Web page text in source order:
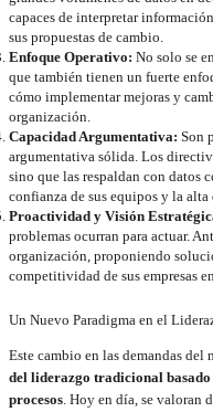
capaces de interpretar
sus propuestas de cambio.
Enfoque Operativo: No solo se
que también tienen un fuerte
cómo implementar mejoras y
organización.
Capacidad Argumentativa: Son
argumentativa sólida. Los
sino que las respaldan con datos
confianza de sus equipos y la
Proactividad y Visión
problemas ocurran para actuar.
organización, proponiendo
competitividad de sus empresas
Un Nuevo Paradigma en el
Este cambio en las demandas
del liderazgo tradicional basado
procesos. Hoy en día, se valoran